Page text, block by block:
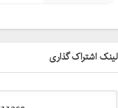
اشتراک گذاری